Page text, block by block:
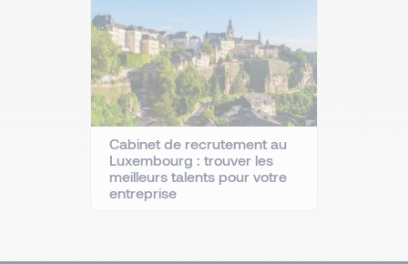
Cabinet de recrutement au
Luxembourg : trouver les
meilleurs talents pour votre
entreprise